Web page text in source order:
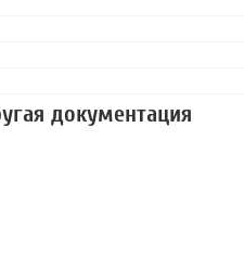
документация